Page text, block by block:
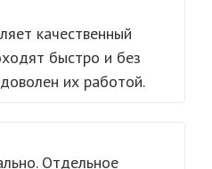
качественный
быстро и без
их работой.
Отдельное